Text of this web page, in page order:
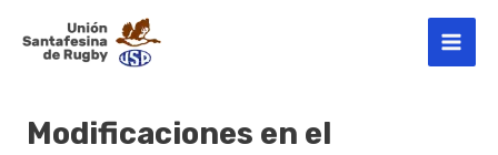
contenido
Modificaciones en el
navigation